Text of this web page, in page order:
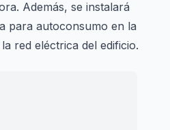
Además, se instalará
para autoconsumo en la
red eléctrica del edificio.